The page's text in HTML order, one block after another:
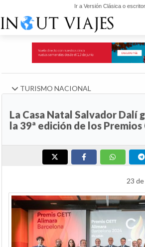
Ir a Versión Clásica o
TURISMO NACIONAL
La Casa Natal Salvador Dalí
la 39ª edición de los
23